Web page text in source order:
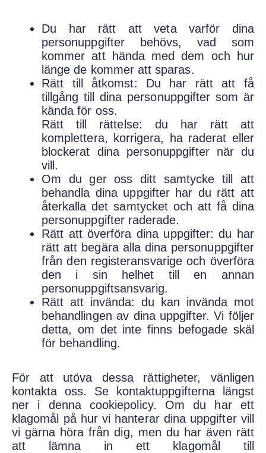
Du har rätt att veta varför dina
personuppgifter behövs, vad som
kommer att hända med dem och hur
länge de kommer att sparas.
Rätt till åtkomst: Du har rätt att få
tillgång till dina personuppgifter som är
kända för oss.
Rätt till rättelse: du har rätt att
komplettera, korrigera, ha raderat eller
blockerat dina personuppgifter när du
vill.
Om du ger oss ditt samtycke till att
behandla dina uppgifter har du rätt att
återkalla det samtycket och att få dina
personuppgifter raderade.
Rätt att överföra dina uppgifter: du har
rätt att begära alla dina personuppgifter
från den registeransvarige och överföra
den i sin helhet till en annan
personuppgiftsansvarig.
Rätt att invända: du kan invända mot
behandlingen av dina uppgifter. Vi följer
detta, om det inte finns befogade skäl
för behandling.
För att utöva dessa rättigheter, vänligen
kontakta oss. Se kontaktuppgifterna längst
ner i denna cookiepolicy. Om du har ett
klagomål på hur vi hanterar dina uppgifter vill
vi gärna höra från dig, men du har även rätt
att lämna in ett klagomål till